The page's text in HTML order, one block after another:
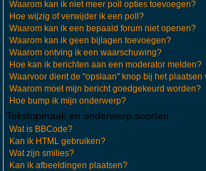
Waarom kan ik niet meer poll opties toevoegen?
Hoe wijzig of verwijder ik een poll?
Waarom kan ik een bepaald forum niet openen?
Waarom kan ik geen bijlagen toevoegen?
Waarom ontving ik een waarschuwing?
Hoe kan ik berichten aan een moderator melden?
Waarvoor dient de "opslaan" knop bij het plaatsen
Waarom moet mijn bericht goedgekeurd worden?
Hoe bump ik mijn onderwerp?
Tekstopmaak en onderwerp soorten
Wat is BBCode?
Kan ik HTML gebruiken?
Wat zijn smilies?
Kan ik afbeeldingen plaatsen?